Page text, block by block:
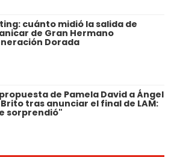
cuánto midió la salida de
de Gran Hermano
Dorada
de Pamela David a Ángel
tras anunciar el final de LAM:
sorprendió"